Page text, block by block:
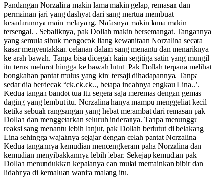
Pandangan Norzalina makin lama makin gelap, remasan dan
permainan jari yang dashyat dari sang mertua membuat
kesadarannya main melayang. Nafasnya makin lama makin
tersengal. . Sebaliknya, pak Dollah makin bersemangat. Tangannya
yang semula sibuk mengocok liang kewanitaan Norzalina secara
kasar menyentakkan celanan dalam sang menantu dan menariknya
ke arah bawah. Tanpa bisa dicegah kain segitiga satin yang mungil
itu terus melorot hingga ke bawah lutut. Pak Dollah terpana melihat
bongkahan pantat mulus yang kini tersaji dihadapannya. Tanpa
sedar dia berdecak “ck.ck.ck.., betapa indahnya engkau Lina..’.
Kedua tangan bandot tua itu segera saja meremas dengan gemas
daging yang lembut itu. Norzalina hanya mampu menggeliat kecil
ketika sebuah rangsangan yang hebat merambat dari remasan pak
Dollah dan menggetarkan seluruh inderanya. Tanpa menunggu
reaksi sang menantu lebih lanjut, pak Dollah berlutut di belakang
Lina sehingga wajahnya sejajar dengan celah pantat Norzalina.
Kedua tangannya kemudian mencengkeram paha Norzalina dan
kemudian menyibakkannya lebih lebar. Sekejap kemudian pak
Dollah menundukkan kepalanya dan mulai memainkan bibir dan
lidahnya di kemaluan wanita malang itu.